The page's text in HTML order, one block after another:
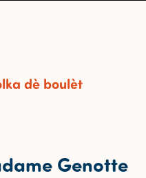
dè boulèt
Genotte